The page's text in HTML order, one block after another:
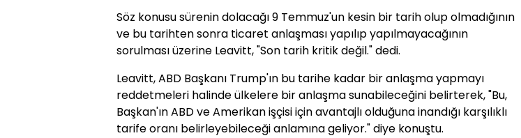
Söz konusu sürenin dolacağı 9 Temmuz'un kesin bir tarih olup olmadığının
ve bu tarihten sonra ticaret anlaşması yapılıp yapılmayacağının
sorulması üzerine Leavitt, "Son tarih kritik değil." dedi.
Leavitt, ABD Başkanı Trump'ın bu tarihe kadar bir anlaşma yapmayı
reddetmeleri halinde ülkelere bir anlaşma sunabileceğini belirterek, "Bu,
Başkan'ın ABD ve Amerikan işçisi için avantajlı olduğuna inandığı karşılıklı
tarife oranı belirleyebileceği anlamına geliyor." diye konuştu.